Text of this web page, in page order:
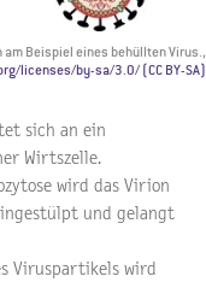
Beispiel eines behüllten Virus.,
licenses/by-sa/3.0/ (CC BY-SA)
sich an ein
Wirtszelle.
wird das Virion
und gelangt
Viruspartikels wird